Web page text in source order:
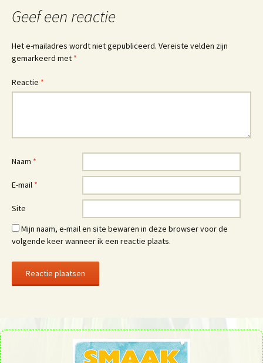
Geef een reactie
Het e-mailadres wordt niet gepubliceerd. Vereiste velden zijn
gemarkeerd met *
Reactie *
Naam *
E-mail *
Site
Mijn naam, e-mail en site bewaren in deze browser voor de
volgende keer wanneer ik een reactie plaats.